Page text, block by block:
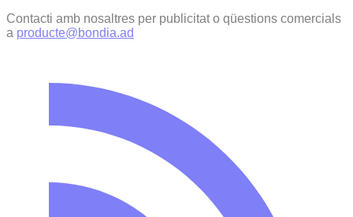
Contacti amb nosaltres per publicitat o qüestions comercials
a producte@bondia.ad